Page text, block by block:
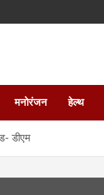
मनोरंजन हेल्थ
डीएम